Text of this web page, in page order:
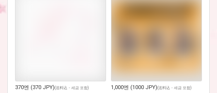
370엔 (370 JPY)(送料込・세금 포함) 1,000엔 (1000 JPY)(送料込・세금 포함)